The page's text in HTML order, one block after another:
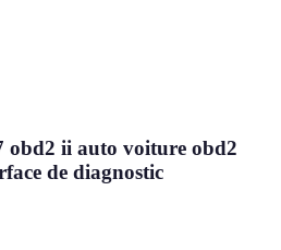
obd2 ii auto voiture obd2
de diagnostic